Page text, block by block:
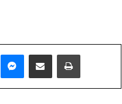
Messenger Podijeli putem Emaila Printaj